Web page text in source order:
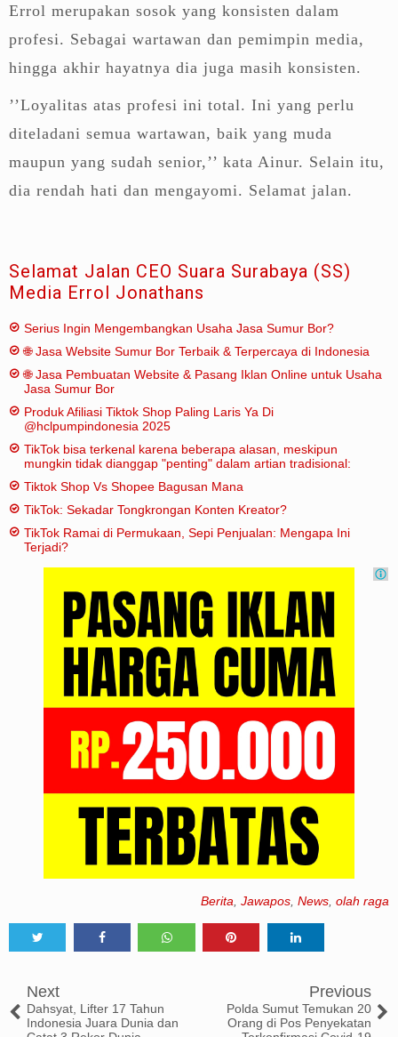
Errol merupakan sosok yang konsisten dalam
profesi. Sebagai wartawan dan pemimpin media,
hingga akhir hayatnya dia juga masih konsisten.
’’Loyalitas atas profesi ini total. Ini yang perlu
diteladani semua wartawan, baik yang muda
maupun yang sudah senior,’’ kata Ainur. Selain itu,
dia rendah hati dan mengayomi. Selamat jalan.
Selamat Jalan CEO Suara Surabaya (SS)
Media Errol Jonathans
Serius Ingin Mengembangkan Usaha Jasa Sumur Bor?
🌐 Jasa Website Sumur Bor Terbaik & Terpercaya di Indonesia
🌐 Jasa Pembuatan Website & Pasang Iklan Online untuk Usaha
Jasa Sumur Bor
Produk Afiliasi Tiktok Shop Paling Laris Ya Di
@hclpumpindonesia 2025
TikTok bisa terkenal karena beberapa alasan, meskipun
mungkin tidak dianggap "penting" dalam artian tradisional:
Tiktok Shop Vs Shopee Bagusan Mana
TikTok: Sekadar Tongkrongan Konten Kreator?
TikTok Ramai di Permukaan, Sepi Penjualan: Mengapa Ini
Terjadi?
Berita Jawapos News olah raga
Next
Dahsyat, Lifter 17 Tahun
Indonesia Juara Dunia dan
Previous
Polda Sumut Temukan 20
Orang di Pos Penyekatan